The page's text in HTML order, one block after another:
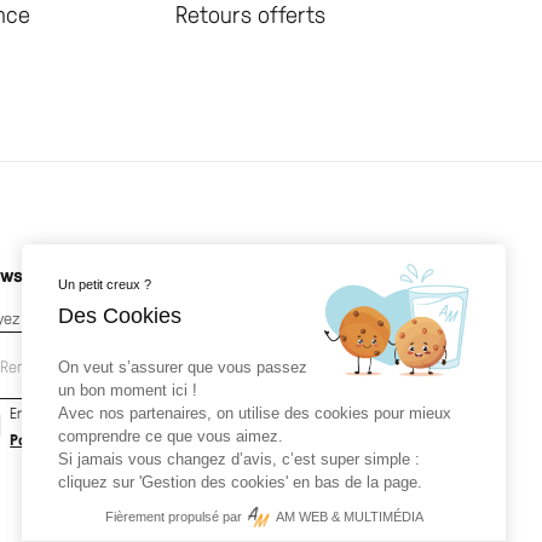
Retours offerts
les premiers au courant de nos nouveautés
En soumettant votre email, vous acceptez la
Politique de confidentialitéainsi que lesMentions légales
Un petit creux ?
Des Cookies
On veut s’assurer que vous passez
un bon moment ici !
Avec nos partenaires, on utilise des cookies pour mieux
comprendre ce que vous aimez.
Si jamais vous changez d’avis, c’est super simple :
cliquez sur 'Gestion des cookies' en bas de la page.
Fièrement propulsé par AM WEB & MULTIMÉDIA